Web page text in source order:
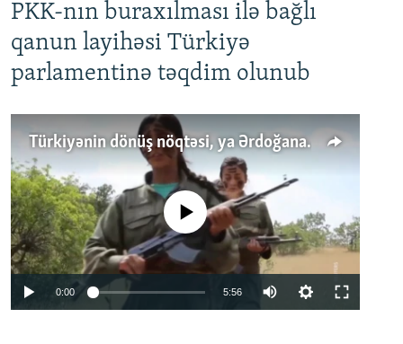
PKK-nın buraxılması ilə bağlı
qanun layihəsi Türkiyə
parlamentinə təqdim olunub
Türkiyənin dönüş nöqtəsi, ya Ərdoğana üçüncü şans: PKK ilə qəfil barışıq nə deməkdir?
No media source currently available
0:00 5:56